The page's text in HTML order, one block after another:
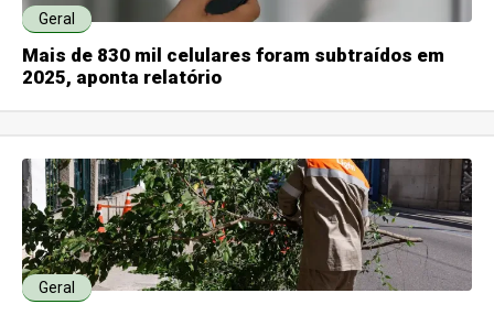
Geral
Mais de 830 mil celulares foram subtraídos em
2025, aponta relatório
Geral